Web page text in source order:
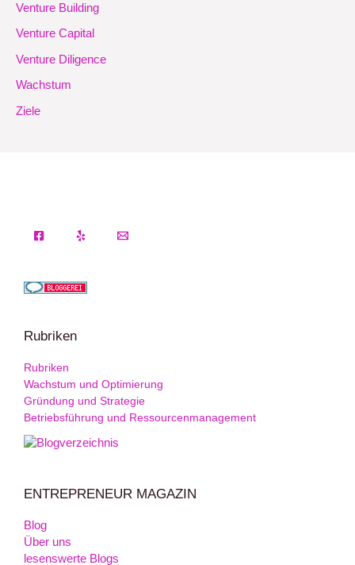
Venture Building
Venture Capital
Venture Diligence
Wachstum
Ziele
Rubriken
Rubriken
Wachstum und Optimierung
Gründung und Strategie
Betriebsführung und Ressourcenmanagement
ENTREPRENEUR MAGAZIN
Blog
Über uns
lesenswerte Blogs